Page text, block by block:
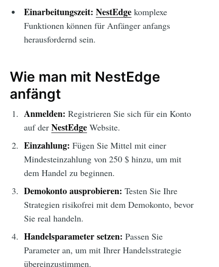
Einarbeitungszeit: NestEdgekomplexe
Funktionen können für Anfänger anfangs
herausfordernd sein.
Wie man mit NestEdge
anfängt
Anmelden: Registrieren Sie sich für ein Konto
auf der NestEdgeWebsite.
Einzahlung: Fügen Sie Mittel mit einer
Mindesteinzahlung von 250 $ hinzu, um mit
dem Handel zu beginnen.
Demokonto ausprobieren: Testen Sie Ihre
Strategien risikofrei mit dem Demokonto, bevor
Sie real handeln.
Handelsparameter setzen: Passen Sie
Parameter an, um mit Ihrer Handelsstrategie
übereinzustimmen.